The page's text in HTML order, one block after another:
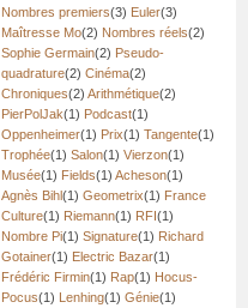
Nombres premiers(3) Euler(3)
Maîtresse Mo(2) Nombres réels(2)
Sophie Germain(2) Pseudo-
quadrature(2) Cinéma(2)
Chroniques(2) Arithmétique(2)
PierPolJak(1) Podcast(1)
Oppenheimer(1) Prix(1) Tangente(1)
Trophée(1) Salon(1) Vierzon(1)
Musée(1) Fields(1) Acheson(1)
Agnès Bihl(1) Geometrix(1) France
Culture(1) Riemann(1) RFI(1)
Nombre Pi(1) Signature(1) Richard
Gotainer(1) Electric Bazar(1)
Frédéric Firmin(1) Rap(1) Hocus-
Pocus(1) Lenhing(1) Génie(1)